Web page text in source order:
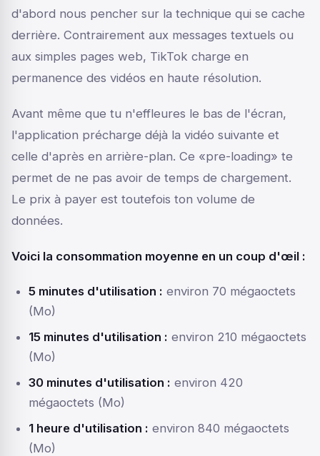
d'abord nous pencher sur la technique qui se cache
derrière. Contrairement aux messages textuels ou
aux simples pages web, TikTok charge en
permanence des vidéos en haute résolution.
Avant même que tu n'effleures le bas de l'écran,
l'application précharge déjà la vidéo suivante et
celle d'après en arrière-plan. Ce «pre-loading» te
permet de ne pas avoir de temps de chargement.
Le prix à payer est toutefois ton volume de
données.
Voici la consommation moyenne en un coup d'œil :
5 minutes d'utilisation : environ 70 mégaoctets
(Mo)
15 minutes d'utilisation : environ 210 mégaoctets
(Mo)
30 minutes d'utilisation : environ 420
mégaoctets (Mo)
1 heure d'utilisation : environ 840 mégaoctets
(Mo)